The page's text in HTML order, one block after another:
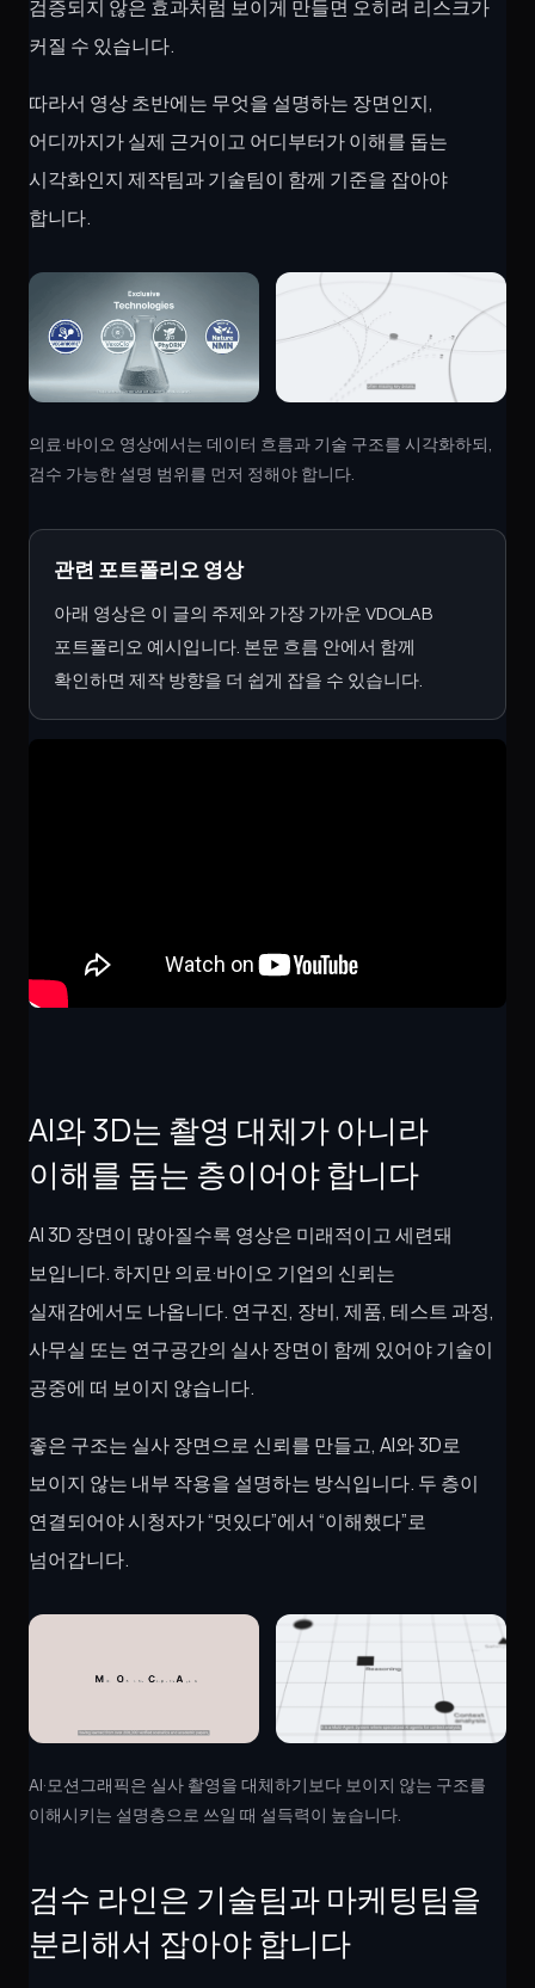
검증되지 않은 효과처럼 보이게 만들면 오히려 리스크가
커질 수 있습니다.
따라서 영상 초반에는 무엇을 설명하는 장면인지,
어디까지가 실제 근거이고 어디부터가 이해를 돕는
시각화인지 제작팀과 기술팀이 함께 기준을 잡아야
합니다.
의료·바이오 영상에서는 데이터 흐름과 기술 구조를 시각화하되,
검수 가능한 설명 범위를 먼저 정해야 합니다.
관련 포트폴리오 영상
아래 영상은 이 글의 주제와 가장 가까운 VDOLAB
포트폴리오 예시입니다. 본문 흐름 안에서 함께
확인하면 제작 방향을 더 쉽게 잡을 수 있습니다.
AI와 3D는 촬영 대체가 아니라
이해를 돕는 층이어야 합니다
AI 3D 장면이 많아질수록 영상은 미래적이고 세련돼
보입니다. 하지만 의료·바이오 기업의 신뢰는
실재감에서도 나옵니다. 연구진, 장비, 제품, 테스트 과정,
사무실 또는 연구공간의 실사 장면이 함께 있어야 기술이
공중에 떠 보이지 않습니다.
좋은 구조는 실사 장면으로 신뢰를 만들고, AI와 3D로
보이지 않는 내부 작용을 설명하는 방식입니다. 두 층이
연결되어야 시청자가 “멋있다”에서 “이해했다”로
넘어갑니다.
AI·모션그래픽은 실사 촬영을 대체하기보다 보이지 않는 구조를
이해시키는 설명층으로 쓰일 때 설득력이 높습니다.
검수 라인은 기술팀과 마케팅팀을
분리해서 잡아야 합니다